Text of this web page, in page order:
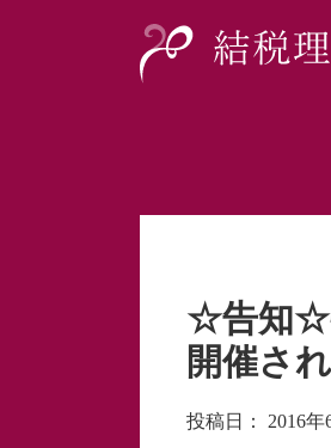
☆告知
開催さ
投稿日： 2016年